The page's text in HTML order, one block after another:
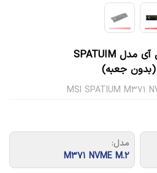
اس اس دی اینترنال ام اس آی مدل SPATUIM
MSI SPATIUM M371
مدل:
M371 NVME M.2